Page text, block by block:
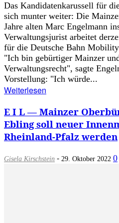
Das Kandidatenkarussell für
sich munter weiter: Die
Jahre alten Marc Engelmann
Verwaltungsjurist arbeitet
für die Deutsche Bahn
"Ich bin gebürtiger Mainzer
Verwaltungsrecht", sagte
Vorstellung: "Ich würde...
Weiterlesen
E I L — Mainzer
Ebling soll neuer
Rheinland-Pfalz werden
Gisela Kirschstein - 29. Oktober 2022 0